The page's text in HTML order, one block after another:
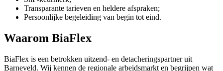
Transparante tarieven en heldere afspraken;
Persoonlijke begeleiding van begin tot eind.
Waarom BiaFlex
BiaFlex is een betrokken uitzend- en detacheringspartner uit
Barneveld. Wij kennen de regionale arbeidsmarkt en begrijpen wat